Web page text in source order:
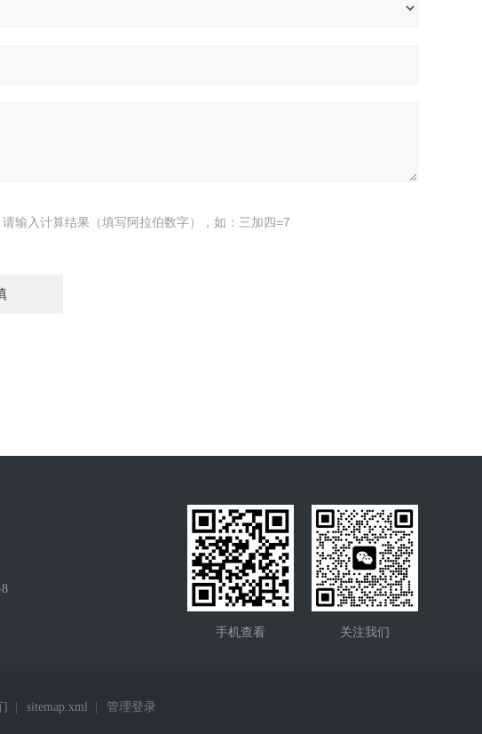
请输入计算结果（填写阿拉伯数字），如：三加四=7
关注我们
手机查看
sitemap.xml 管理登录